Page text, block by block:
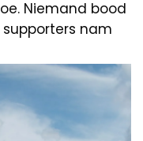
Niemand bood
nam